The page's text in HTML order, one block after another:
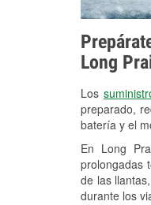
Long
Los
preparado,
batería y el
En Long
prolongadas
de las
durante los